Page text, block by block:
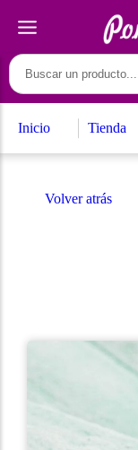
Inicio Tienda
Volver atrás